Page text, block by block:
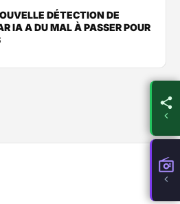
DÉTECTION DE
IA A DU MAL À PASSER POUR